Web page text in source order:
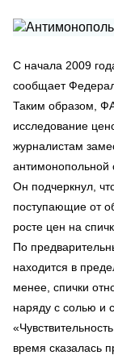
С начала 2009
сообщает
Таким образом,
исследование
журналистам
антимонопольной
Он подчеркнул,
поступающие от
росте цен на
По
находится в
менее, спички
наряду с солью и
время сказалась